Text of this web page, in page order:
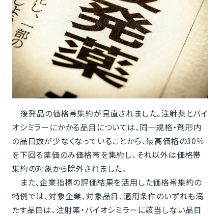
後発品の価格帯集約が見直されました。注射薬とバイ
オシミラーにかかる品目については、同一規格・剤形内
の品目数が少なくなっていることから、最高価格の30％
を下回る薬価のみ価格帯を集約し、それ以外は価格帯
集約の対象から除外されました。
また、企業指標の評価結果を活用した価格帯集約の
特例では、対象企業、対象品目、適用条件のいずれも満
たす品目は、注射薬・バイオシミラーに該当しない品目